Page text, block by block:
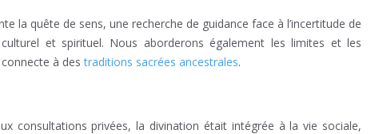
la quête de sens, une recherche de guidance face à l’incertitude de
et spirituel. Nous aborderons également les limites et les
connecte à destraditions sacrées ancestrales.
consultations privées, la divination était intégrée à la vie sociale,